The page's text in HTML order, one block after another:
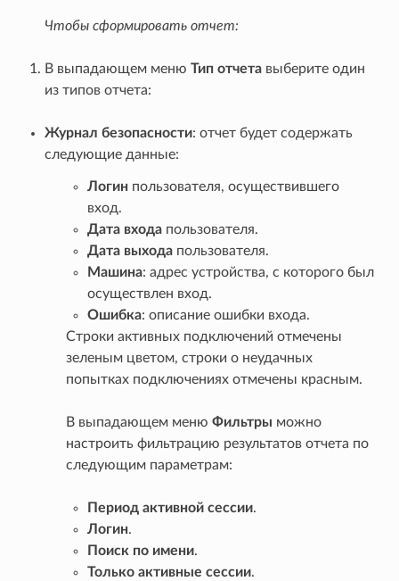
Чтобы сформировать отчет:
В выпадающем меню Тип отчетавыберите один
из типов отчета:
Журнал безопасности: отчет будет содержать
следующие данные:
Логинпользователя, осуществившего
вход.
Дата входапользователя.
Дата выходапользователя.
Машина: адрес устройства, с которого был
осуществлен вход.
Ошибка: описание ошибки входа.
Строки активных подключений отмечены
зеленым цветом, строки о неудачных
попытках подключениях отмечены красным.
В выпадающем меню Фильтры можно
настроить фильтрацию результатов отчета по
следующим параметрам:
Период активной сессии.
Логин.
Поиск по имени.
Только активные сессии.